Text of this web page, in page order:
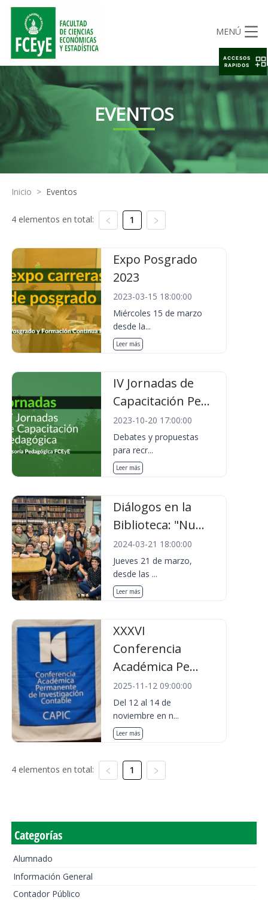
MENÚ
EVENTOS
Inicio > Eventos
4 elementos en total: 1
Expo Posgrado
2023
2023-03-15 18:00:00
Miércoles 15 de marzo
desde la...
Leer más
IV Jornadas de
Capacitación Pe...
2023-10-20 17:00:00
Debates y propuestas
para recr...
Leer más
Diálogos en la
Biblioteca: "Nu...
2024-03-21 18:00:00
Jueves 21 de marzo,
desde las ...
Leer más
XXXVI
Conferencia
Académica Pe...
2025-11-12 09:00:00
Del 12 al 14 de
noviembre en n...
Leer más
4 elementos en total: 1
Categorías
Alumnado
Información General
Contador Público
ACCESOS
RAPIDOS